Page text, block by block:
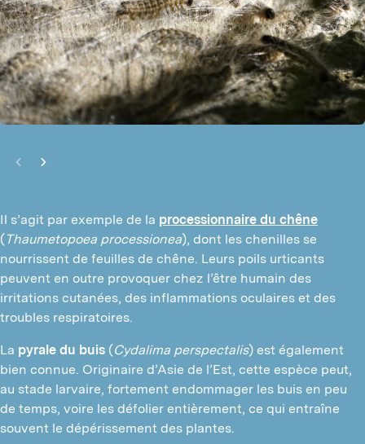
Il s’agit par exemple de la processionnaire du chêne
( Thaumetopoea processionea), dont les chenilles se
nourrissent de feuilles de chêne. Leurs poils urticants
peuvent en outre provoquer chez l’être humain des
irritations cutanées, des inflammations oculaires et des
troubles respiratoires.
La pyrale du buis (Cydalima perspectalis) est également
bien connue. Originaire d’Asie de l’Est, cette espèce peut,
au stade larvaire, fortement endommager les buis en peu
de temps, voire les défolier entièrement, ce qui entraîne
souvent le dépérissement des plantes.